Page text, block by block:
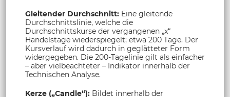
Gleitender Durchschnitt: Eine gleitende
Durchschnittslinie, welche die
Durchschnittskurse der vergangenen „x“
Handelstage wiederspiegelt; etwa 200 Tage. Der
Kursverlauf wird dadurch in geglätteter Form
widergegeben. Die 200-Tagelinie gilt als einfacher
– aber vielbeachteter – Indikator innerhalb der
Technischen Analyse.
Kerze („Candle“): Bildet innerhalb der